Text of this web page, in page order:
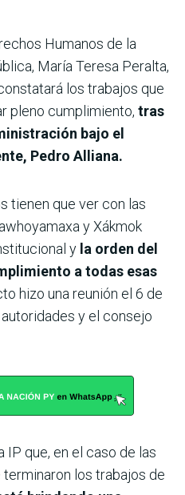
Humanos de la
María Teresa Peralta,
los trabajos que
pleno cumplimiento, tras
bajo el
Pedro Alliana.
tienen que ver con las
y Xákmok
y la orden del
a todas esas
hizo una reunión el 6 de
y el consejo
IP que, en el caso de las
los trabajos de